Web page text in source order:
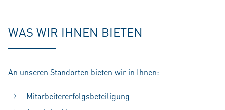
WAS WIR IHNEN BIETEN
An unseren Standorten bieten wir in Ihnen:
Mitarbeitererfolgsbeteiligung